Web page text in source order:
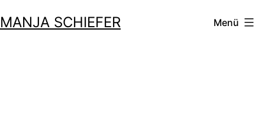
Inhalt
MANJA SCHIEFER Menü